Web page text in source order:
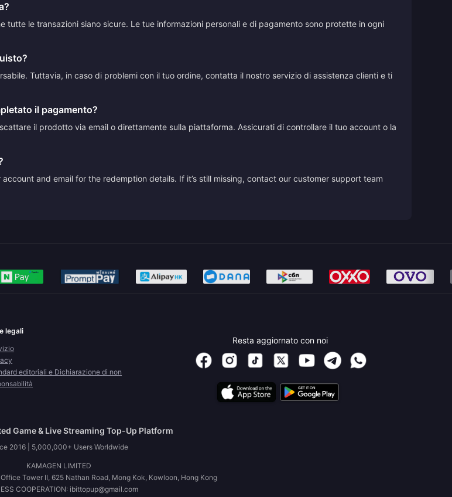
le transazioni siano sicure. Le tue informazioni personali e di pagamento sono protette in ogni
Tuttavia, in caso di problemi con il tuo ordine, contatta il nostro servizio di assistenza clienti e ti
il pagamento?
il prodotto via email o direttamente sulla piattaforma. Assicurati di controllare il tuo account o la
and email for the redemption details. If it’s still missing, contact our customer support team
legali
editoriali e Dichiarazione di non
Resta aggiornato con noi
Game & Live Streaming Top-Up Platform
2016 | 5,000,000+ Users Worldwide
KAMAGEN LIMITED
Tower II, 625 Nathan Road, Mong Kok, Kowloon, Hong Kong
COOPERATION: ibittopup@gmail.com